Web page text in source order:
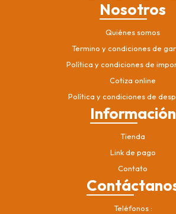
Nosotros
Quiénes somos
Termino y condiciones de
Política y condiciones de
Cotiza online
Política y condiciones de
Información
Tienda
Link de pago
Contato
Teléfonos